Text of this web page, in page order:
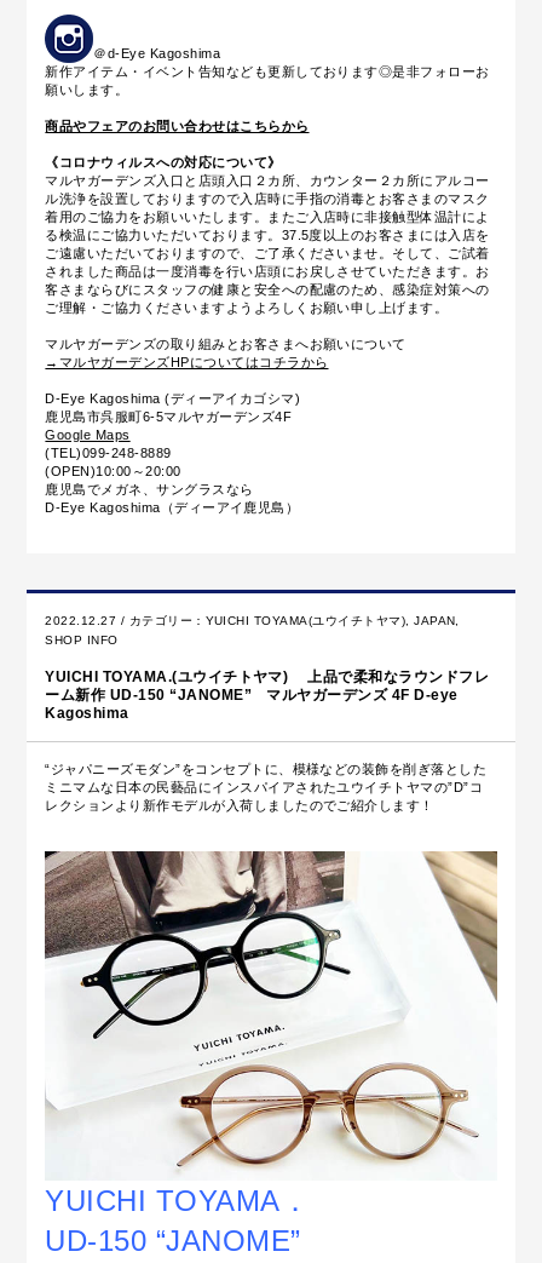
＠d-Eye Kagoshima
新作アイテム・イベント告知なども更新しております◎是非フォローお
願いします。
商品やフェアのお問い合わせはこちらから
《コロナウィルスへの対応について》
マルヤガーデンズ入口と店頭入口２カ所、カウンター２カ所にアルコー
ル洗浄を設置しておりますので入店時に手指の消毒とお客さまのマスク
着用のご協力をお願いいたします。またご入店時に非接触型体温計によ
る検温にご協力いただいております。37.5度以上のお客さまには入店を
ご遠慮いただいておりますので、ご了承くださいませ。そして、ご試着
されました商品は一度消毒を行い店頭にお戻しさせていただきます。お
客さまならびにスタッフの健康と安全への配慮のため、感染症対策への
ご理解・ご協力くださいますようよろしくお願い申し上げます。
マルヤガーデンズの取り組みとお客さまへお願いについて
→マルヤガーデンズHPについてはコチラから
D-Eye Kagoshima (ディーアイカゴシマ)
鹿児島市呉服町6-5マルヤガーデンズ4F
Google Maps
(TEL)099-248-8889
(OPEN)10:00～20:00
鹿児島でメガネ、サングラスなら
D-Eye Kagoshima（ディーアイ鹿児島）
2022.12.27 / カテゴリー： YUICHI TOYAMA(ユウイチトヤマ) ,JAPAN
SHOP INFO
YUICHI TOYAMA.(ユウイチトヤマ) 上品で柔和なラウンドフレ
ーム新作 UD-150 “JANOME” マルヤガーデンズ 4F D-eye
Kagoshima
“ジャパニーズモダン”をコンセプトに、模様などの装飾を削ぎ落とした
ミニマムな日本の民藝品にインスパイアされたユウイチトヤマの”D”コ
レクションより新作モデルが入荷しましたのでご紹介します！
YUICHI TOYAMA．
UD-150 “JANOME”